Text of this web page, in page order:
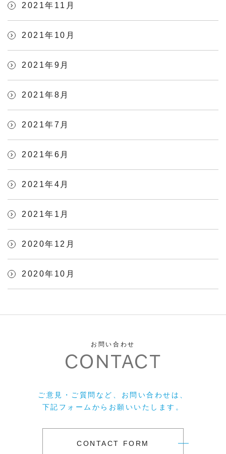
2021年11月
2021年10月
2021年9月
2021年8月
2021年7月
2021年6月
2021年4月
2021年1月
2020年12月
2020年10月
お問い合わせ
CONTACT
ご意見・ご質問など、お問い合わせは、
下記フォームからお願いいたします。
CONTACT FORM